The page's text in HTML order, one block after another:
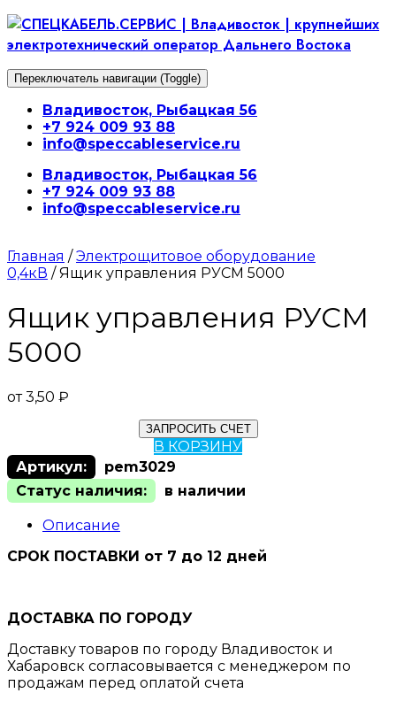
Перейти
к
содержимому
Переключатель навигации (Toggle)
Владивосток, Рыбацкая 56
+7 924 009 93 88
info@speccableservice.ru
Владивосток, Рыбацкая 56
+7 924 009 93 88
info@speccableservice.ru
Главная /Электрощитовое оборудование
0,4кВ / Ящик управления РУСМ 5000
Ящик управления РУСМ
5000
от3,50 ₽
ЗАПРОСИТЬ СЧЕТ
В КОРЗИНУ
Артикул:
pem3029
Статус наличия:
в наличии
Описание
СРОК ПОСТАВКИ от 7 до 12 дней
ДОСТАВКА ПО ГОРОДУ
Доставку товаров по городу Владивосток и
Хабаровск согласовывается с менеджером по
продажам перед оплатой счета